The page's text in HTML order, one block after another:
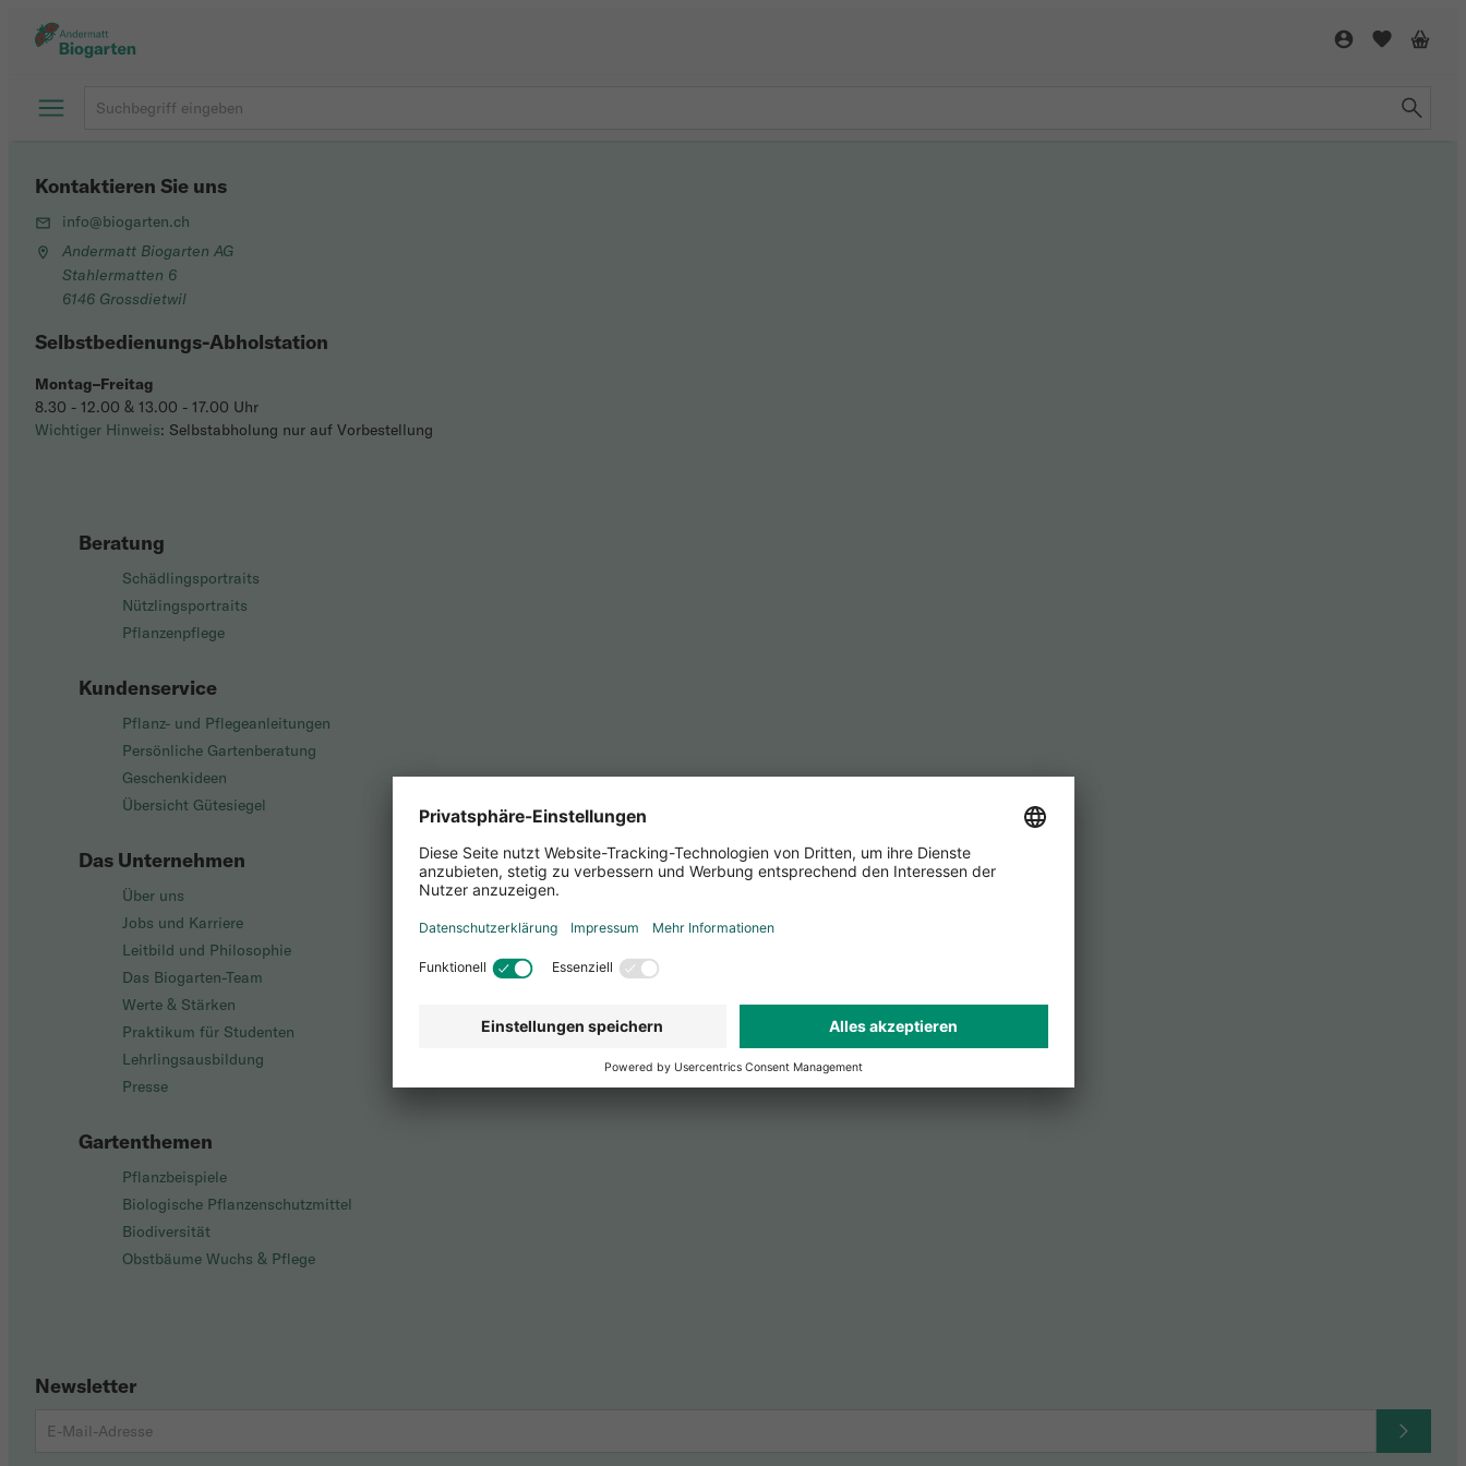
Beratung
Schädlingsportraits
Nützlingsportraits
Pflanzenpflege
Kundenservice
Pflanz- und Pflegeanleitungen
Persönliche Gartenberatung
Geschenkideen
Übersicht Gütesiegel
Das Unternehmen
Über uns
Jobs und Karriere
Leitbild und Philosophie
Das Biogarten-Team
Werte & Stärken
Praktikum für Studenten
Lehrlingsausbildung
Presse
Gartenthemen
Pflanzbeispiele
Biologische Pflanzenschutzmittel
Biodiversität
Obstbäume Wuchs & Pflege
Newsletter
Kontaktieren Sie uns
info@biogarten.ch
Andermatt Biogarten AG
Stahlermatten 6
6146 Grossdietwil
Selbstbedienungs-Abholstation
Montag–Freitag
8.30 - 12.00 & 13.00 - 17.00 Uhr
Wichtiger Hinweis: Selbstabholung nur auf Vorbestellung